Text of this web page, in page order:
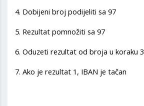
4. Dobijeni broj podijeliti sa 97
5. Rezultat pomnožiti sa 97
6. Oduzeti rezultat od broja u koraku 3
7. Ako je rezultat 1, IBAN je tačan